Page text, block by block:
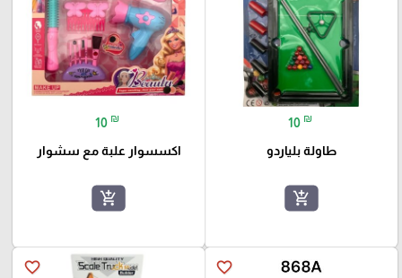
10 ₪
طاولة بلياردو
add_shopping_cart
10 ₪
اكسسوار علبة مع سشوار
add_shopping_cart
favorite_border
favorite_border